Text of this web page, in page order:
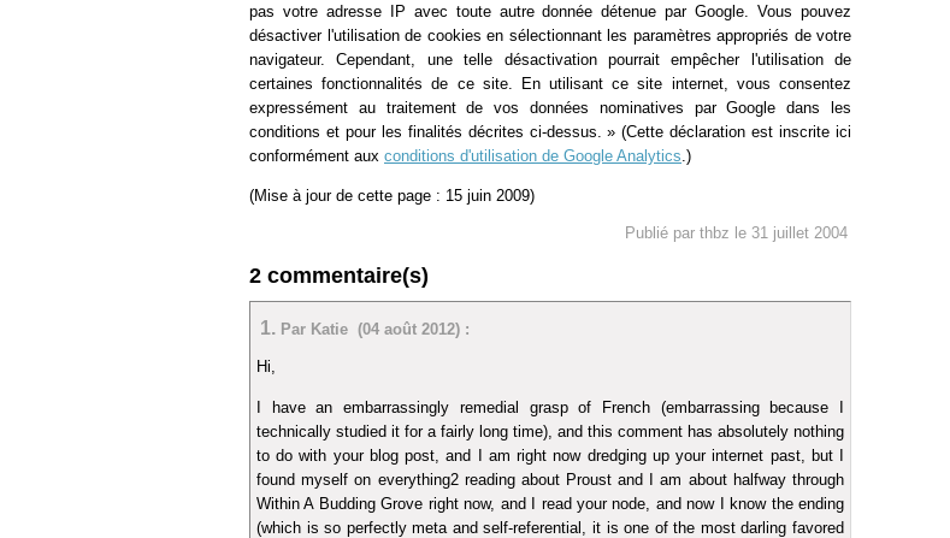
pas votre adresse IP avec toute autre donnée détenue par Google. Vous pouvez
désactiver l'utilisation de cookies en sélectionnant les paramètres appropriés de votre
navigateur. Cependant, une telle désactivation pourrait empêcher l'utilisation de
certaines fonctionnalités de ce site. En utilisant ce site internet, vous consentez
expressément au traitement de vos données nominatives par Google dans les
conditions et pour les finalités décrites ci-dessus. » (Cette déclaration est inscrite ici
conformément aux conditions d'utilisation de Google Analytics .)
(Mise à jour de cette page : 15 juin 2009)
Publié par thbz le 31 juillet 2004
2 commentaire(s)
1. Par Katie (04 août 2012) :
Hi,
I have an embarrassingly remedial grasp of French (embarrassing because I
technically studied it for a fairly long time), and this comment has absolutely nothing
to do with your blog post, and I am right now dredging up your internet past, but I
found myself on everything2 reading about Proust and I am about halfway through
Within A Budding Grove right now, and I read your node, and now I know the ending
(which is so perfectly meta and self-referential, it is one of the most darling favored